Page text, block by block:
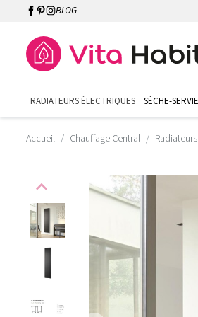
BLOG
RADIATEURS ÉLECTRIQUES SÈCHE-
Accueil Chauffage Central
expand_less